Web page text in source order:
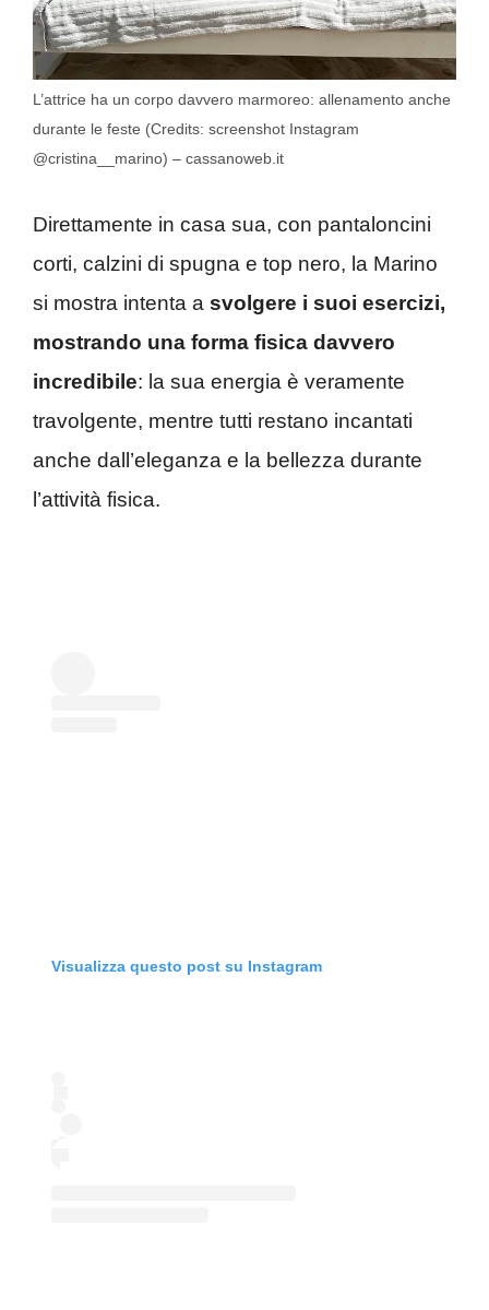
L’attrice ha un corpo davvero marmoreo: allenamento anche
durante le feste (Credits: screenshot Instagram
@cristina__marino) – cassanoweb.it
Direttamente in casa sua, con pantaloncini
corti, calzini di spugna e top nero, la Marino
si mostra intenta a svolgere i suoi esercizi,
mostrando una forma fisica davvero
incredibile: la sua energia è veramente
travolgente, mentre tutti restano incantati
anche dall’eleganza e la bellezza durante
l’attività fisica.
Visualizza questo post su Instagram